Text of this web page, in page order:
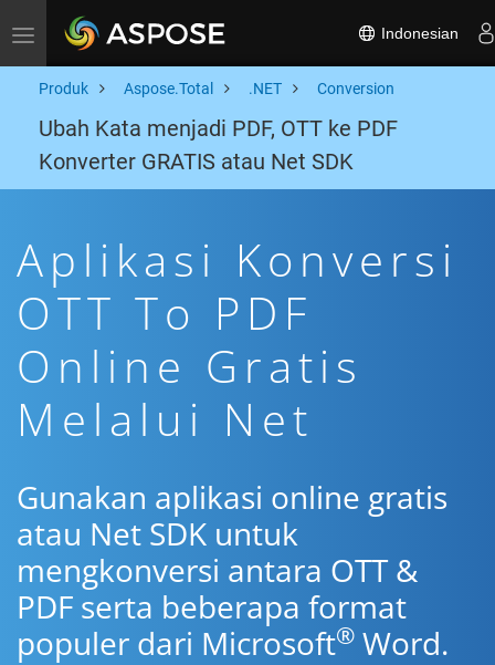
Toggle navigation Indonesian
Produk Aspose.Total .NET Conversion
Ubah Kata menjadi PDF, OTT ke PDF
Konverter GRATIS atau Net SDK
Aplikasi Konversi
OTT To PDF
Online Gratis
Melalui Net
Gunakan aplikasi online gratis
atau Net SDK untuk
mengkonversi antara OTT &
PDF serta beberapa format
populer dari Microsoft® Word.